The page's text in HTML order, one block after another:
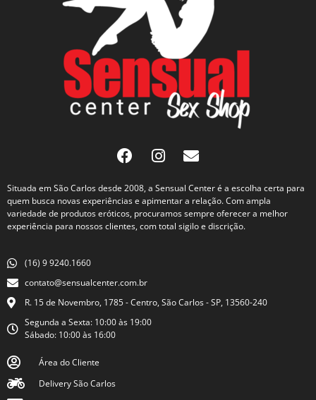
Situada em São Carlos desde 2008, a Sensual Center é a escolha certa para
quem busca novas experiências e apimentar a relação. Com ampla
variedade de produtos eróticos, procuramos sempre oferecer a melhor
experiência para nossos clientes, com total sigilo e discrição.
(16) 9 9240.1660
contato@sensualcenter.com.br
R. 15 de Novembro, 1785 - Centro, São Carlos - SP, 13560-240
Segunda a Sexta: 10:00 às 19:00
Sábado: 10:00 às 16:00
Área do Cliente
Delivery São Carlos